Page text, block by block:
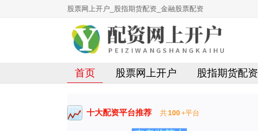
股票网上开户_股指期货配资_金融股票配资
首页 股票网上开户 股指期货配资
十大配资平台推荐 共100+平台